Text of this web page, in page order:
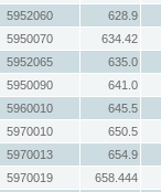
5952060
628.9
5950070
634.42
5952065
635.0
5950090
641.0
5960010
645.5
5970010
650.5
5970013
654.9
5970019
658.444